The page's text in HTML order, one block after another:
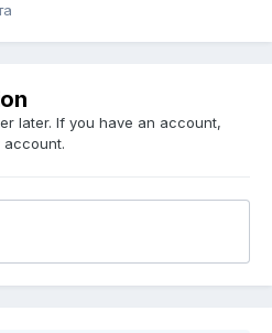
later. If you have an account,